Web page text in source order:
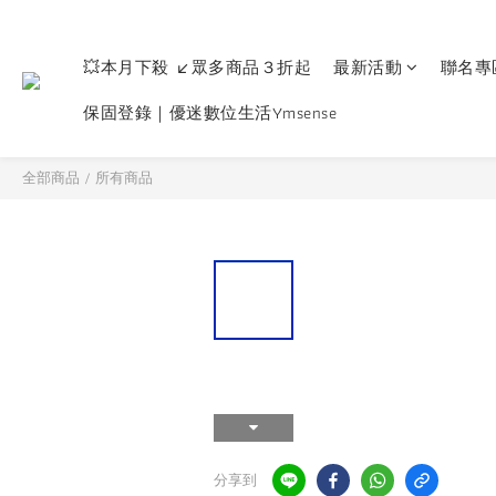
💥本月下殺 ↙眾多商品３折起 最新活動
聯名
保固登錄｜優迷數位生活Ymsense
全部商品 / 所有商品
分享到